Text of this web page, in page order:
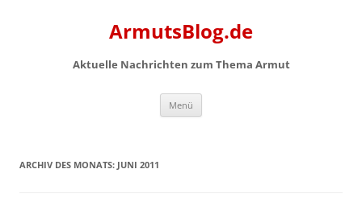
ArmutsBlog.de
Aktuelle Nachrichten zum Thema Armut
Menü
ARCHIV DES MONATS: JUNI 2011